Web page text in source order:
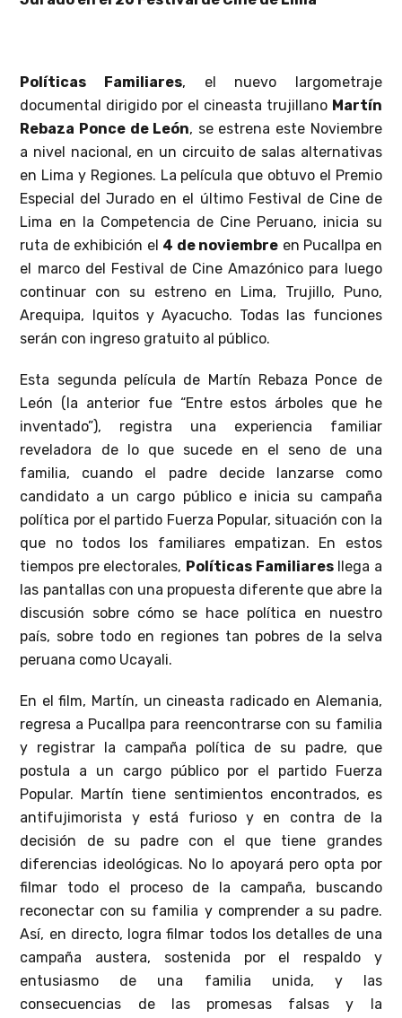
Políticas Familiares, el nuevo largometraje
documental dirigido por el cineasta trujillano Martín
Rebaza Ponce de León, se estrena este Noviembre
a nivel nacional, en un circuito de salas alternativas
en Lima y Regiones. La película que obtuvo el Premio
Especial del Jurado en el último Festival de Cine de
Lima en la Competencia de Cine Peruano, inicia su
ruta de exhibición el 4 de noviembre en Pucallpa en
el marco del Festival de Cine Amazónico para luego
continuar con su estreno en Lima, Trujillo, Puno,
Arequipa, Iquitos y Ayacucho. Todas las funciones
serán con ingreso gratuito al público.
Esta segunda película de Martín Rebaza Ponce de
León (la anterior fue “Entre estos árboles que he
inventado”), registra una experiencia familiar
reveladora de lo que sucede en el seno de una
familia, cuando el padre decide lanzarse como
candidato a un cargo público e inicia su campaña
política por el partido Fuerza Popular, situación con la
que no todos los familiares empatizan. En estos
tiempos pre electorales, Políticas Familiaresllega a
las pantallas con una propuesta diferente que abre la
discusión sobre cómo se hace política en nuestro
país, sobre todo en regiones tan pobres de la selva
peruana como Ucayali.
En el film, Martín, un cineasta radicado en Alemania,
regresa a Pucallpa para reencontrarse con su familia
y registrar la campaña política de su padre, que
postula a un cargo público por el partido Fuerza
Popular. Martín tiene sentimientos encontrados, es
antifujimorista y está furioso y en contra de la
decisión de su padre con el que tiene grandes
diferencias ideológicas. No lo apoyará pero opta por
filmar todo el proceso de la campaña, buscando
reconectar con su familia y comprender a su padre.
Así, en directo, logra filmar todos los detalles de una
campaña austera, sostenida por el respaldo y
entusiasmo de una familia unida, y las
consecuencias de las promesas falsas y la